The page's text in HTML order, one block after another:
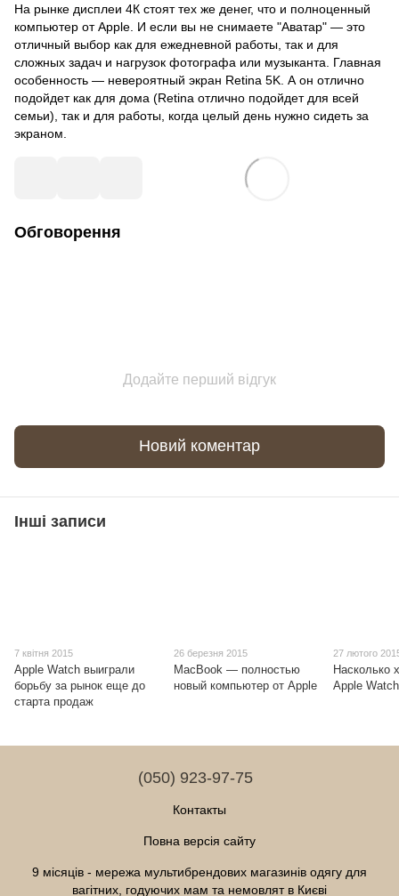
На рынке дисплеи 4К стоят тех же денег, что и полноценный
компьютер от Apple. И если вы не снимаете "Аватар" — это
отличный выбор как для ежедневной работы, так и для
сложных задач и нагрузок фотографа или музыканта. Главная
особенность — невероятный экран Retina 5K. А он отлично
подойдет как для дома (Retina отлично подойдет для всей
семьи), так и для работы, когда целый день нужно сидеть за
экраном.
Обговорення
Додайте перший відгук
Новий коментар
Інші записи
7 квітня 2015
Apple Watch выиграли
борьбу за рынок еще до
старта продаж
26 березня 2015
MacBook — полностью
новый компьютер от Apple
27 лютого
Насколько
Apple Watch
(050) 923-97-75
Контакты
Повна версія сайту
9 місяців - мережа мультибрендових магазинів одягу для
вагітних, годуючих мам та немовлят в Києві